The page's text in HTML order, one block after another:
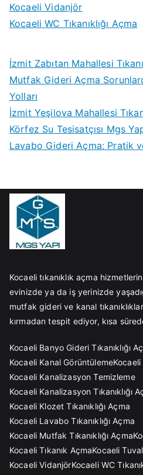
Kocaeli Vidanjör
Kocaeli WC Tıkanıklığı Açma
İzmit Zabıtan Mahallesi
Mutfak Gideri Açma
Yolları
İzmit Yeşilova Mahallesi
Körfez Su Tesisatçısı Mgs
Lavabo Gideri Açma: Pratik
Kocaeli tıkanıklık açma
evinizde ya da iş yerinizde
mutfak gideri ve kanal
kırmadan tespit ediyor, kısa
Kocaeli Banyo Gideri Tıkanıklığı
Kocaeli Kanal GörüntülemeKocaeli
Kocaeli Kanalizasyon Temizleme
Kocaeli Kanalizasyon Tıkanıklığı
Kocaeli Klozet Tıkanıklığı Açma
Kocaeli Lavabo Tıkanıklığı Açma
Kocaeli Mutfak Tıkanıklığı Açma
Kocaeli Tıkanık AçmaKocaeli
Kocaeli VidanjörKocaeli WC